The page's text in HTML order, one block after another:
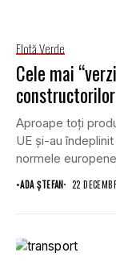
Flotă Verde
Cele mai
Aproape toţi
UE şi-au
normele
•ADA ȘTEFAN 22